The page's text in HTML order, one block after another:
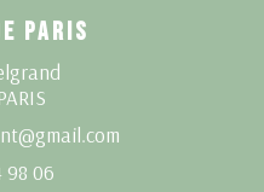
PARIS
98 06